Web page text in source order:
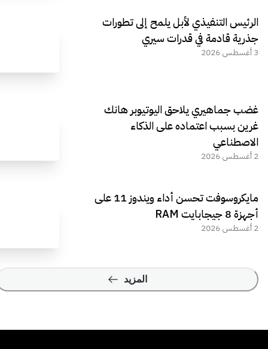
الرئيس التنفيذي لأبل يلمح إلى تطورات
جذرية قادمة في قدرات سيري
3 أغسطس 2026
غضب جماهيري يلاحق اليوتيوبر هانك
غرين بسبب اعتماده على الذكاء
الاصطناعي
2 أغسطس 2026
مايكروسوفت تحسن أداء ويندوز 11 على
أجهزة 8 جيجابايت RAM
2 أغسطس 2026
المزيد